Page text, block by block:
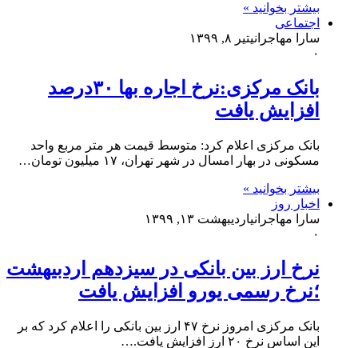
بیشتر بخوانید »
اجتماعی
سارا مهاجرانیتیر ۸, ۱۳۹۹
۰
بانک مرکزی:نرخ اجاره بها ۳۰درصد
افزایش یافت
بانک مرکزی اعلام کرد: متوسط قیمت هر متر مربع واحد
مسکونی در بهار امسال در شهر تهران، ۱۷ میلیون تومان…
بیشتر بخوانید »
اخبار روز
سارا مهاجرانیاردیبهشت ۱۳, ۱۳۹۹
۰
نرخ ارز بین بانکی در سیزدهم اردبیهشت
؛نرخ رسمی یورو افزایش یافت
بانک مرکزی امروز نرخ ۴۷ ارز بین بانکی را اعلام کرد که بر
این اساس نرخ ۲۰ ارز افزایش یافت.…